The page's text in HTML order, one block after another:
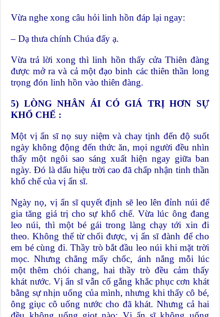
Vừa nghe xong câu hỏi linh hồn đáp lại ngay:
– Dạ thưa chính Chúa đấy ạ.
Vừa trả lời xong thì linh hồn thấy cửa Thiên đàng
được mở ra và cả một đạo binh các thiên thần long
trọng đón linh hồn vào thiên đàng.
5) LÒNG NHÂN ÁI CÓ GIÁ TRỊ HƠN SỰ
KHỔ CHẾ :
Một vị ẩn sĩ nọ suy niệm và chay tịnh đến độ suốt
ngày không động đến thức ăn, mọi người đều nhìn
thấy một ngôi sao sáng xuất hiện ngay giữa ban
ngày. Đó là dấu hiệu trời cao đã chấp nhận tinh thần
khổ chế của vị ẩn sĩ.
Ngày nọ, vị ẩn sĩ quyết định sẽ leo lên đỉnh núi để
gia tăng giá trị cho sự khổ chế. Vừa lúc ông đang
leo núi, thì một bé gái trong làng chạy tới xin đi
theo. Không thể từ chối được, vị ẩn sĩ đành để cho
em bé cùng đi. Thầy trò bắt đầu leo núi khi mặt trời
mọc. Nhưng chẳng mấy chốc, ánh nắng mỗi lúc
một thêm chói chang, hai thầy trò đều cảm thấy
khát nước. Vị ẩn sĩ vẫn cố gắng khắc phục cơn khát
bằng sự nhịn uống của mình, nhưng khi thấy cô bé,
ông giục cô uống nước cho đã khát. Nhưng cả hai